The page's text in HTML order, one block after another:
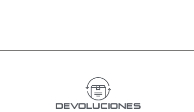
Devoluciones